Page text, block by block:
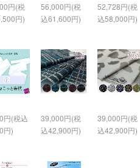
円(税
円)
56,000円(税
込61,600円)
52,728円(税
込58,000円)
円(税込
円)
39,000円(税
込42,900円)
39,000円(税
込42,900円)